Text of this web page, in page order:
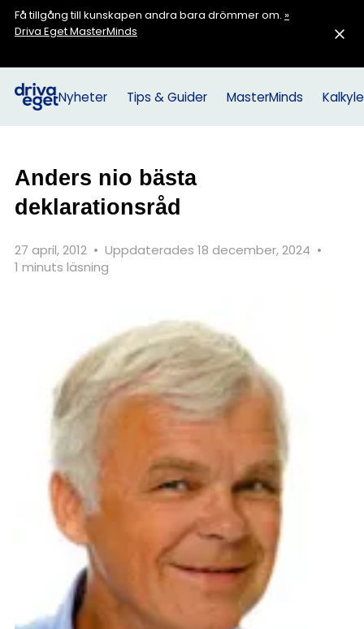
Få tillgång till kunskapen andra bara drömmer om. »
Driva Eget MasterMinds
Nyheter Tips & Guider MasterMinds
Anders nio bästa
deklarationsråd
27 april, 2012 • Uppdaterades 18 december, 2024 •
1 minuts läsning